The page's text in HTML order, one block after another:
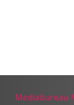
Mediabureau